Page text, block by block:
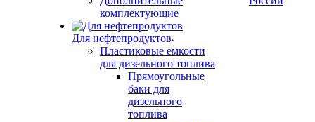
комплектующие
Для нефтепродуктов
Пластиковые емкости
для дизельного топлива
Прямоугольные
баки для
дизельного
топлива